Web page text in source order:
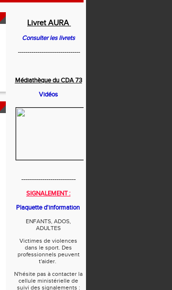
Livret AURA
Consulter les livrets
--------------------------------
Médiathèque du CDA 73
Vidéos
----------------------------
SIGNALEMENT :
Plaquette d'information
ENFANTS, ADOS,
ADULTES
Victimes de violences
dans le sport. Des
professionnels peuvent
t'aider.
N'hésite pas à contacter la
cellule ministérielle de
suivi des signalements :